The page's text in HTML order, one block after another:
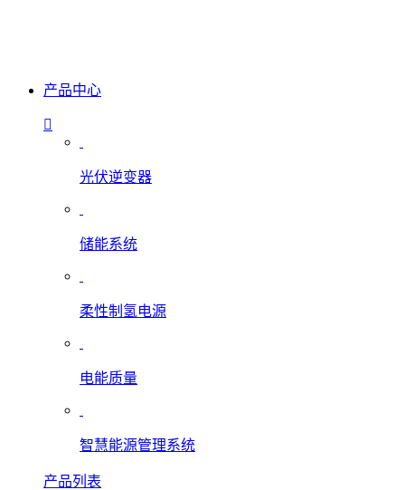
产品中心
光伏逆变器
储能系统
柔性制氢电源
电能质量
智慧能源管理系统
产品列表